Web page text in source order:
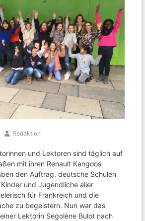
Redaktion
und Lektoren sind täglich auf
mit ihren Renault Kangoos
den Auftrag, deutsche Schulen
und Jugendliche aller
für Frankreich und die
zu begeistern. Nun war das
Lektorin Segolène Bulot nach